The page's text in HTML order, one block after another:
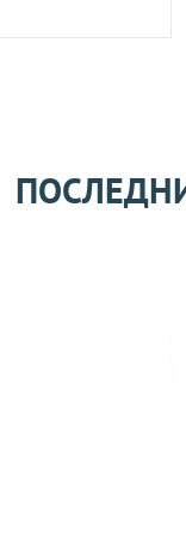
качества
же способом,